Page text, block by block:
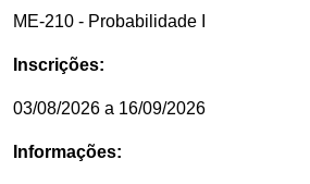
ME-210 - Probabilidade I
Inscrições:
03/08/2026 a 16/09/2026
Informações: